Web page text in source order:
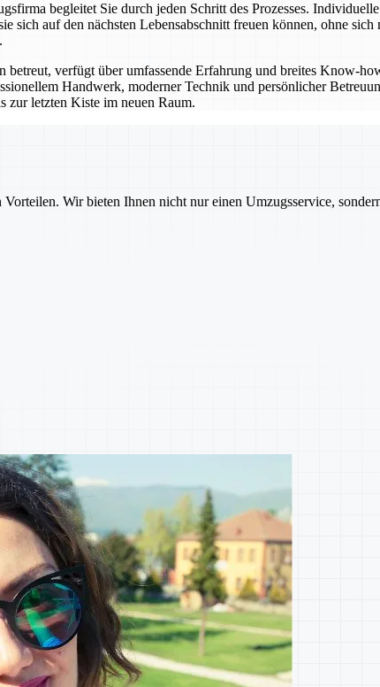
begleitet Sie durch jeden Schritt des Prozesses.
sich auf den nächsten Lebensabschnitt freuen können, ohne
verfügt über umfassende Erfahrung und breites Know-
Handwerk, moderner Technik und persönlicher
zur letzten Kiste im neuen Raum.
Wir bieten Ihnen nicht nur einen Umzugsservice,